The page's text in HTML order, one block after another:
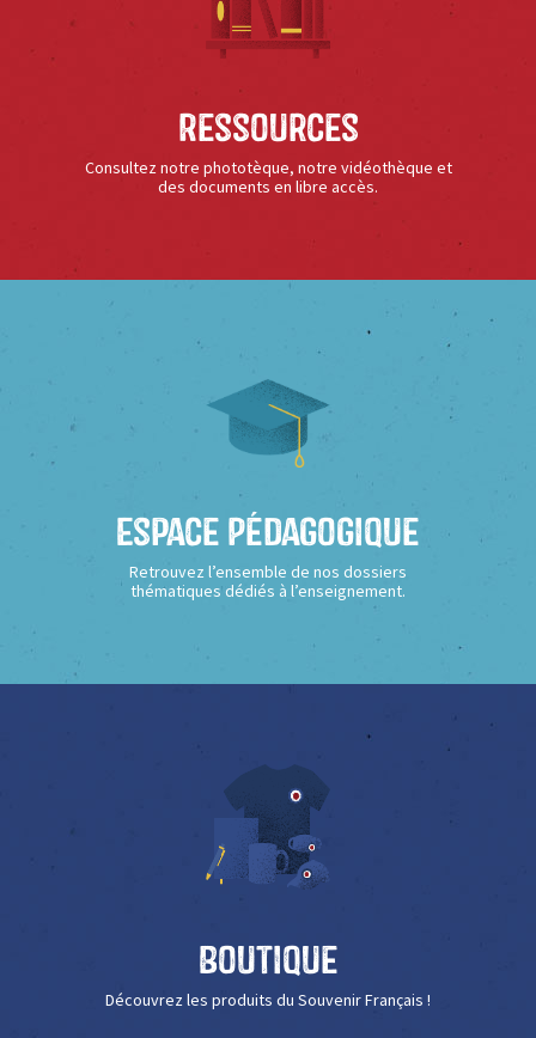
Ressources
Consultez notre phototèque, notre vidéothèque et
des documents en libre accès.
Espace Pédagogique
Retrouvez l’ensemble de nos dossiers
thématiques dédiés à l’enseignement.
Boutique
Découvrez les produits du Souvenir Français !